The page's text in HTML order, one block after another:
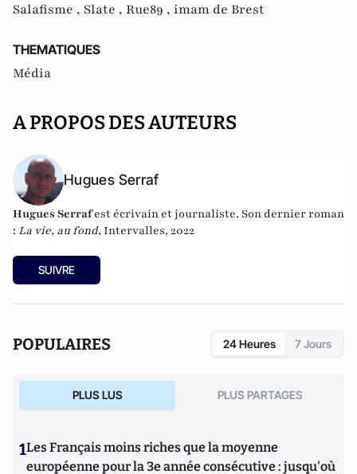
Salafisme , Slate , Rue89 , imam de Brest
THEMATIQUES
Média
A PROPOS DES AUTEURS
Hugues Serraf
Hugues Serrafest écrivain et journaliste. Son dernier roman
: La vie, au fond, Intervalles, 2022
SUIVRE
POPULAIRES 24 Heures 7 Jours
PLUS LUS PLUS PARTAGES
1Les Français moins riches que la moyenne
européenne pour la 3e année consécutive : jusqu'où